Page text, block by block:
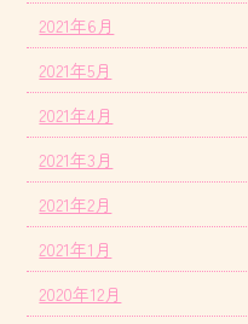
2021年6月
2021年5月
2021年4月
2021年3月
2021年2月
2021年1月
2020年12月